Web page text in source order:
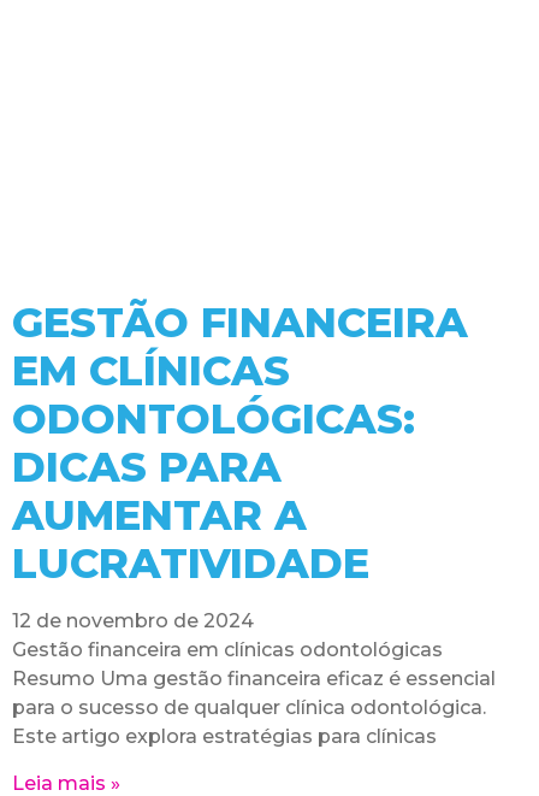
GESTÃO FINANCEIRA
EM CLÍNICAS
ODONTOLÓGICAS:
DICAS PARA
AUMENTAR A
LUCRATIVIDADE
12 de novembro de 2024
Gestão financeira em clínicas odontológicas
Resumo Uma gestão financeira eficaz é essencial
para o sucesso de qualquer clínica odontológica.
Este artigo explora estratégias para clínicas
Leia mais »